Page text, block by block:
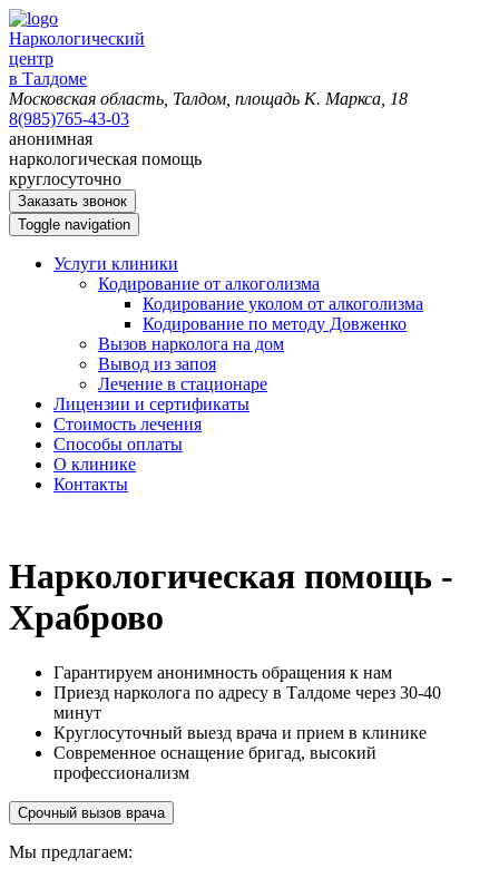
Наркологический
центр
в Талдоме
Московская область, Талдом, площадь К. Маркса, 18
8(985)765-43-03
анонимная
наркологическая помощь
круглосуточно
Заказать звонок
Toggle navigation
Услуги клиники
Кодирование от алкоголизма
Кодирование уколом от алкоголизма
Кодирование по методу Довженко
Вызов нарколога на дом
Вывод из запоя
Лечение в стационаре
Лицензии и сертификаты
Стоимость лечения
Способы оплаты
О клинике
Контакты
Наркологическая помощь -
Храброво
Гарантируем анонимность обращения к нам
Приезд нарколога по адресу в Талдоме через 30-40
минут
Круглосуточный выезд врача и прием в клинике
Современное оснащение бригад, высокий
профессионализм
Срочный вызов врача
Мы предлагаем: